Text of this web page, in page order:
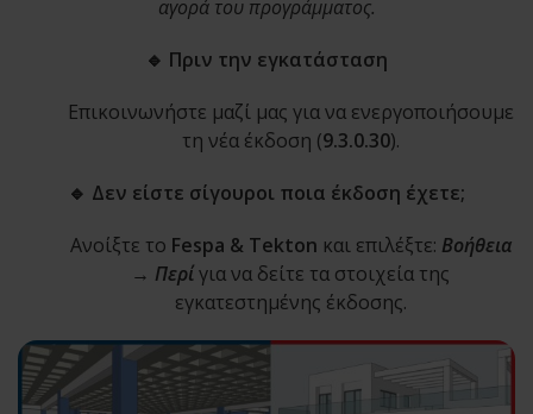
αγορά του προγράμματος.
🔹 Πριν την εγκατάσταση
Επικοινωνήστε μαζί μας για να ενεργοποιήσουμε
τη νέα έκδοση (9.3.0.30).
🔹 Δεν είστε σίγουροι ποια έκδοση έχετε;
Ανοίξτε το Fespa & Tekton και επιλέξτε: Βοήθεια
→ Περίγια να δείτε τα στοιχεία της
εγκατεστημένης έκδοσης.